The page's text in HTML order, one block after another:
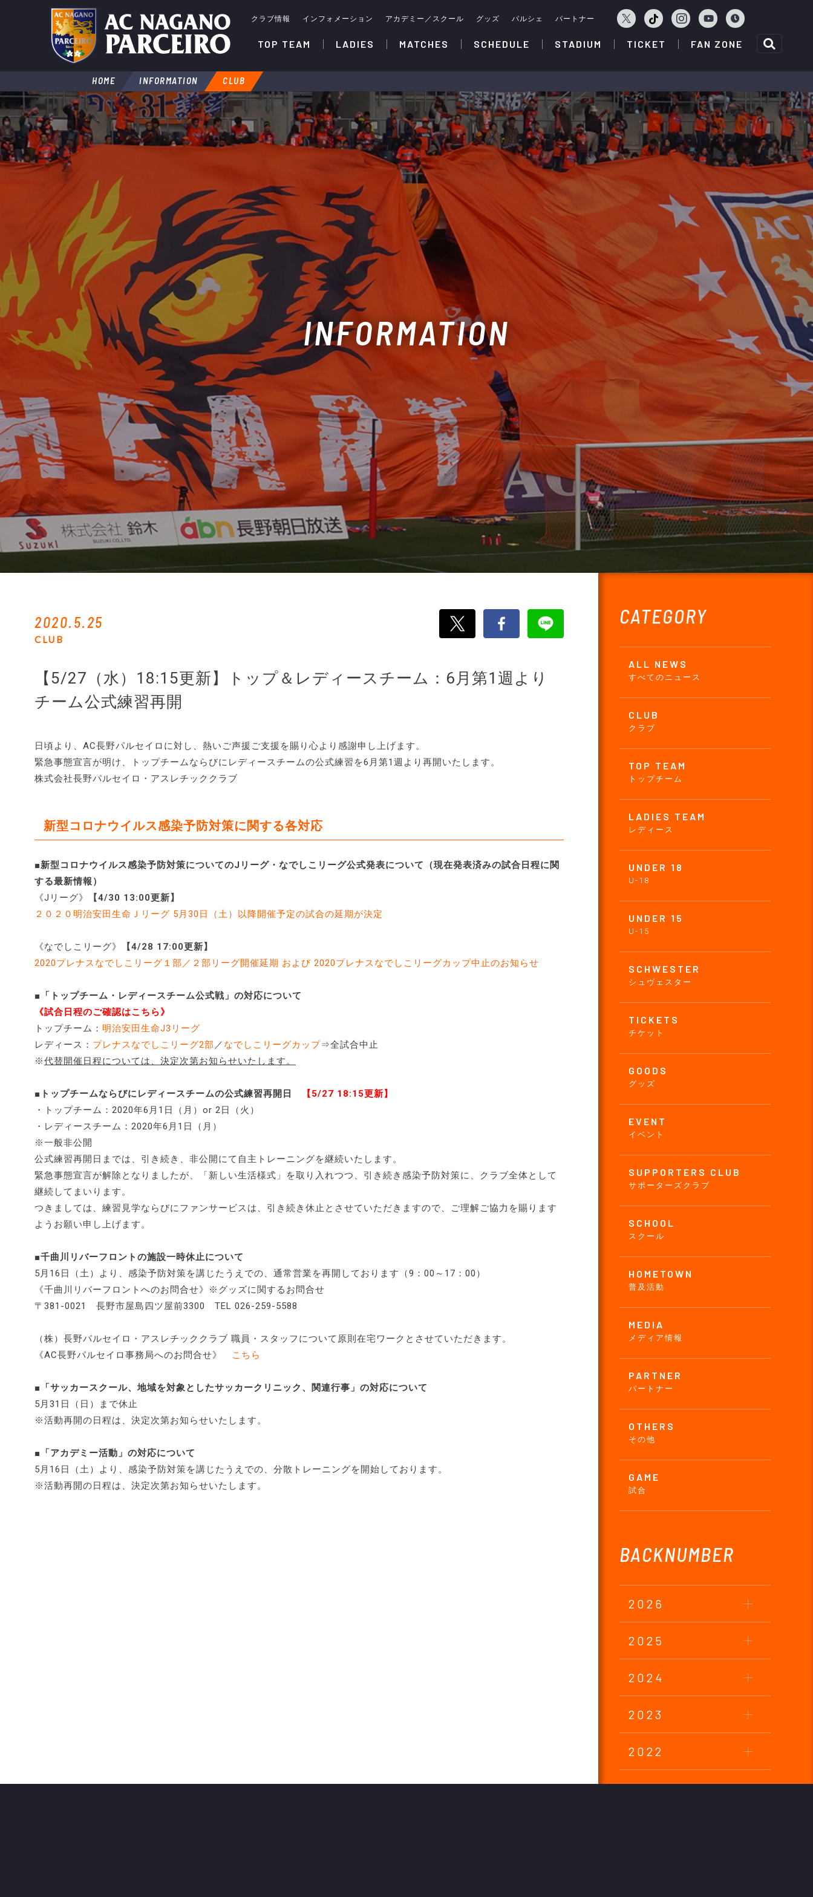
クラブ情報 インフォメーション アカデミー／スクール グッズ パルシェ パートナー
TOP TEAM LADIES MATCHES SCHEDULE STADIUM TICKET FAN ZONE
HOME INFORMATION CLUB
INFORMATION
CATEGORY
ALL NEWS
すべてのニュース
CLUB
クラブ
TOP TEAM
トップチーム
LADIES TEAM
レディース
UNDER 18
U-18
UNDER 15
U-15
SCHWESTER
シュヴェスター
TICKETS
チケット
GOODS
グッズ
EVENT
イベント
SUPPORTERS CLUB
サポーターズクラブ
SCHOOL
スクール
HOMETOWN
普及活動
MEDIA
メディア情報
PARTNER
パートナー
OTHERS
その他
GAME
試合
BACKNUMBER
2026
2025
2024
2023
2022
2021
2020.5.25
CLUB
【5/27（水）18:15更新】トップ＆レディースチーム：6月第1週より
チーム公式練習再開
日頃より、AC長野パルセイロに対し、熱いご声援ご支援を賜り心より感謝申し上げます。
緊急事態宣言が明け、トップチームならびにレディースチームの公式練習を6月第1週より再開いたします。
株式会社長野パルセイロ・アスレチッククラブ
新型コロナウイルス感染予防対策に関する各対応
■新型コロナウイルス感染予防対策についてのJリーグ・なでしこリーグ公式発表について
（現在発表済みの試合日程に関
する最新情報）
《Jリーグ》
【4/30 13:00更新】
２０２０明治安田生命Ｊリーグ 5月30日（土）以降開催予定の試合の延期が決定
《なでしこリーグ》
【4/28 17:00更新】
2020プレナスなでしこリーグ１部／２部リーグ開催延期 および 2020プレナスなでしこリーグカップ中止のお知らせ
■「トップチーム・レディースチーム公式戦」の対応について
《試合日程のご確認はこちら》
トップチーム： 明治安田生命J3リーグ
レディース： プレナスなでしこリーグ2部 ／ なでしこリーグカップ⇒全試合中止
※代替開催日程については、決定次第お知らせいたします。
■トップチームならびにレディースチームの公式練習再開日
【5/27 18:15更新】
・トップチーム：2020年6月1日（月）or 2日（火）
・レディースチーム：2020年6月1日（月）
※一般非公開
公式練習再開日までは、引き続き、非公開にて自主トレーニングを継続いたします。
緊急事態宣言が解除となりましたが、「新しい生活様式」を取り入れつつ、引き続き感染予防対策に、クラブ全体として
継続してまいります。
つきましては、練習見学ならびにファンサービスは、引き続き休止とさせていただきますので、ご理解ご協力を賜ります
ようお願い申し上げます。
■千曲川リバーフロントの施設一時休止について
5月16日（土）より、感染予防対策を講じたうえでの、通常営業を再開しております（9：00～17：00）
《千曲川リバーフロントへのお問合せ》※グッズに関するお問合せ
〒381-0021 長野市屋島四ツ屋前3300 TEL 026-259-5588
（株）長野パルセイロ・アスレチッククラブ 職員・スタッフについて原則在宅ワークとさせていただきます。
《AC長野パルセイロ事務局へのお問合せ》
こちら
■「サッカースクール、地域を対象としたサッカークリニック、関連行事」の対応について
5月31日（日）まで休止
※活動再開の日程は、決定次第お知らせいたします。
■「アカデミー活動」の対応について
5月16日（土）より、感染予防対策を講じたうえでの、分散トレーニングを開始しております。
※活動再開の日程は、決定次第お知らせいたします。